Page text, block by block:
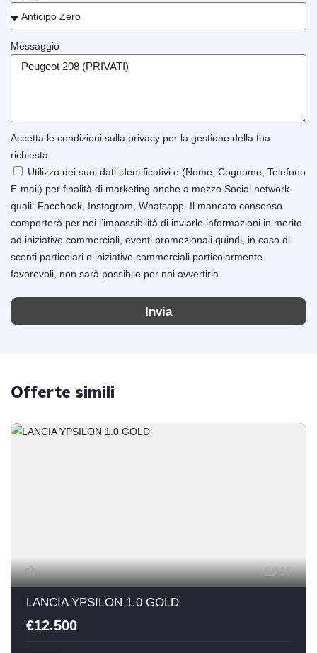
Messaggio
Accetta le condizioni sulla privacy per la gestione della tua
richiesta
Utilizzo dei suoi dati identificativi e (Nome, Cognome, Telefono
E-mail) per finalità di marketing anche a mezzo Social network
quali: Facebook, Instagram, Whatsapp. Il mancato consenso
comporterà per noi l’impossibilità di inviarle informazioni in merito
ad iniziative commerciali, eventi promozionali quindi, in caso di
sconti particolari o iniziative commerciali particolarmente
favorevoli, non sarà possibile per noi avvertirla
Invia
Offerte simili
10
LANCIA YPSILON 1.0 GOLD
€12.500